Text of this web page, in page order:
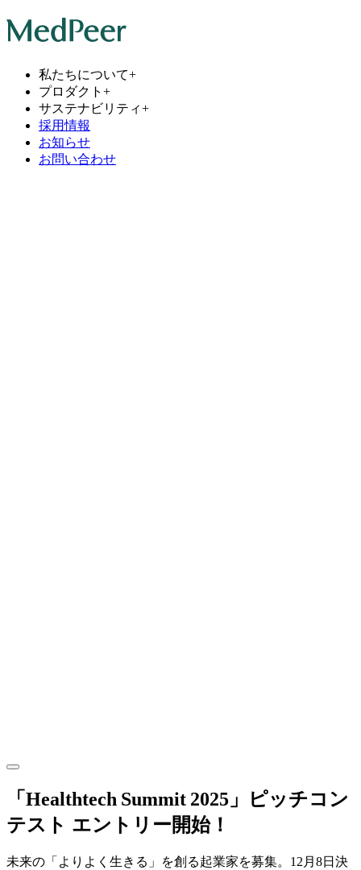
私たちについて+
プロダクト +
サステナビリティ+
採用情報
お知らせ
お問い合わせ
「Healthtech Summit 2025」ピッチコン
テスト エントリー開始！
未来の「よりよく生きる」を創る起業家を募集。12月8日決